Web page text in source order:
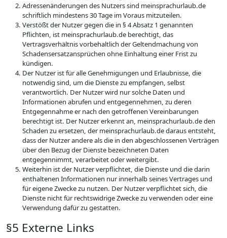
Adressenänderungen des Nutzers sind meinsprachurlaub.de
schriftlich mindestens 30 Tage im Voraus mitzuteilen.
Verstößt der Nutzer gegen die in § 4 Absatz 1 genannten
Pflichten, ist meinsprachurlaub.de berechtigt, das
Vertragsverhältnis vorbehaltlich der Geltendmachung von
Schadensersatzansprüchen ohne Einhaltung einer Frist zu
kündigen.
Der Nutzer ist für alle Genehmigungen und Erlaubnisse, die
notwendig sind, um die Dienste zu empfangen, selbst
verantwortlich. Der Nutzer wird nur solche Daten und
Informationen abrufen und entgegennehmen, zu deren
Entgegennahme er nach den getroffenen Vereinbarungen
berechtigt ist. Der Nutzer erkennt an, meinsprachurlaub.de den
Schaden zu ersetzen, der meinsprachurlaub.de daraus entsteht,
dass der Nutzer andere als die in den abgeschlossenen Verträgen
über den Bezug der Dienste bezeichneten Daten
entgegennimmt, verarbeitet oder weitergibt.
Weiterhin ist der Nutzer verpflichtet, die Dienste und die darin
enthaltenen Informationen nur innerhalb seines Vertrages und
für eigene Zwecke zu nutzen. Der Nutzer verpflichtet sich, die
Dienste nicht für rechtswidrige Zwecke zu verwenden oder eine
Verwendung dafür zu gestatten.
§5 Externe Links